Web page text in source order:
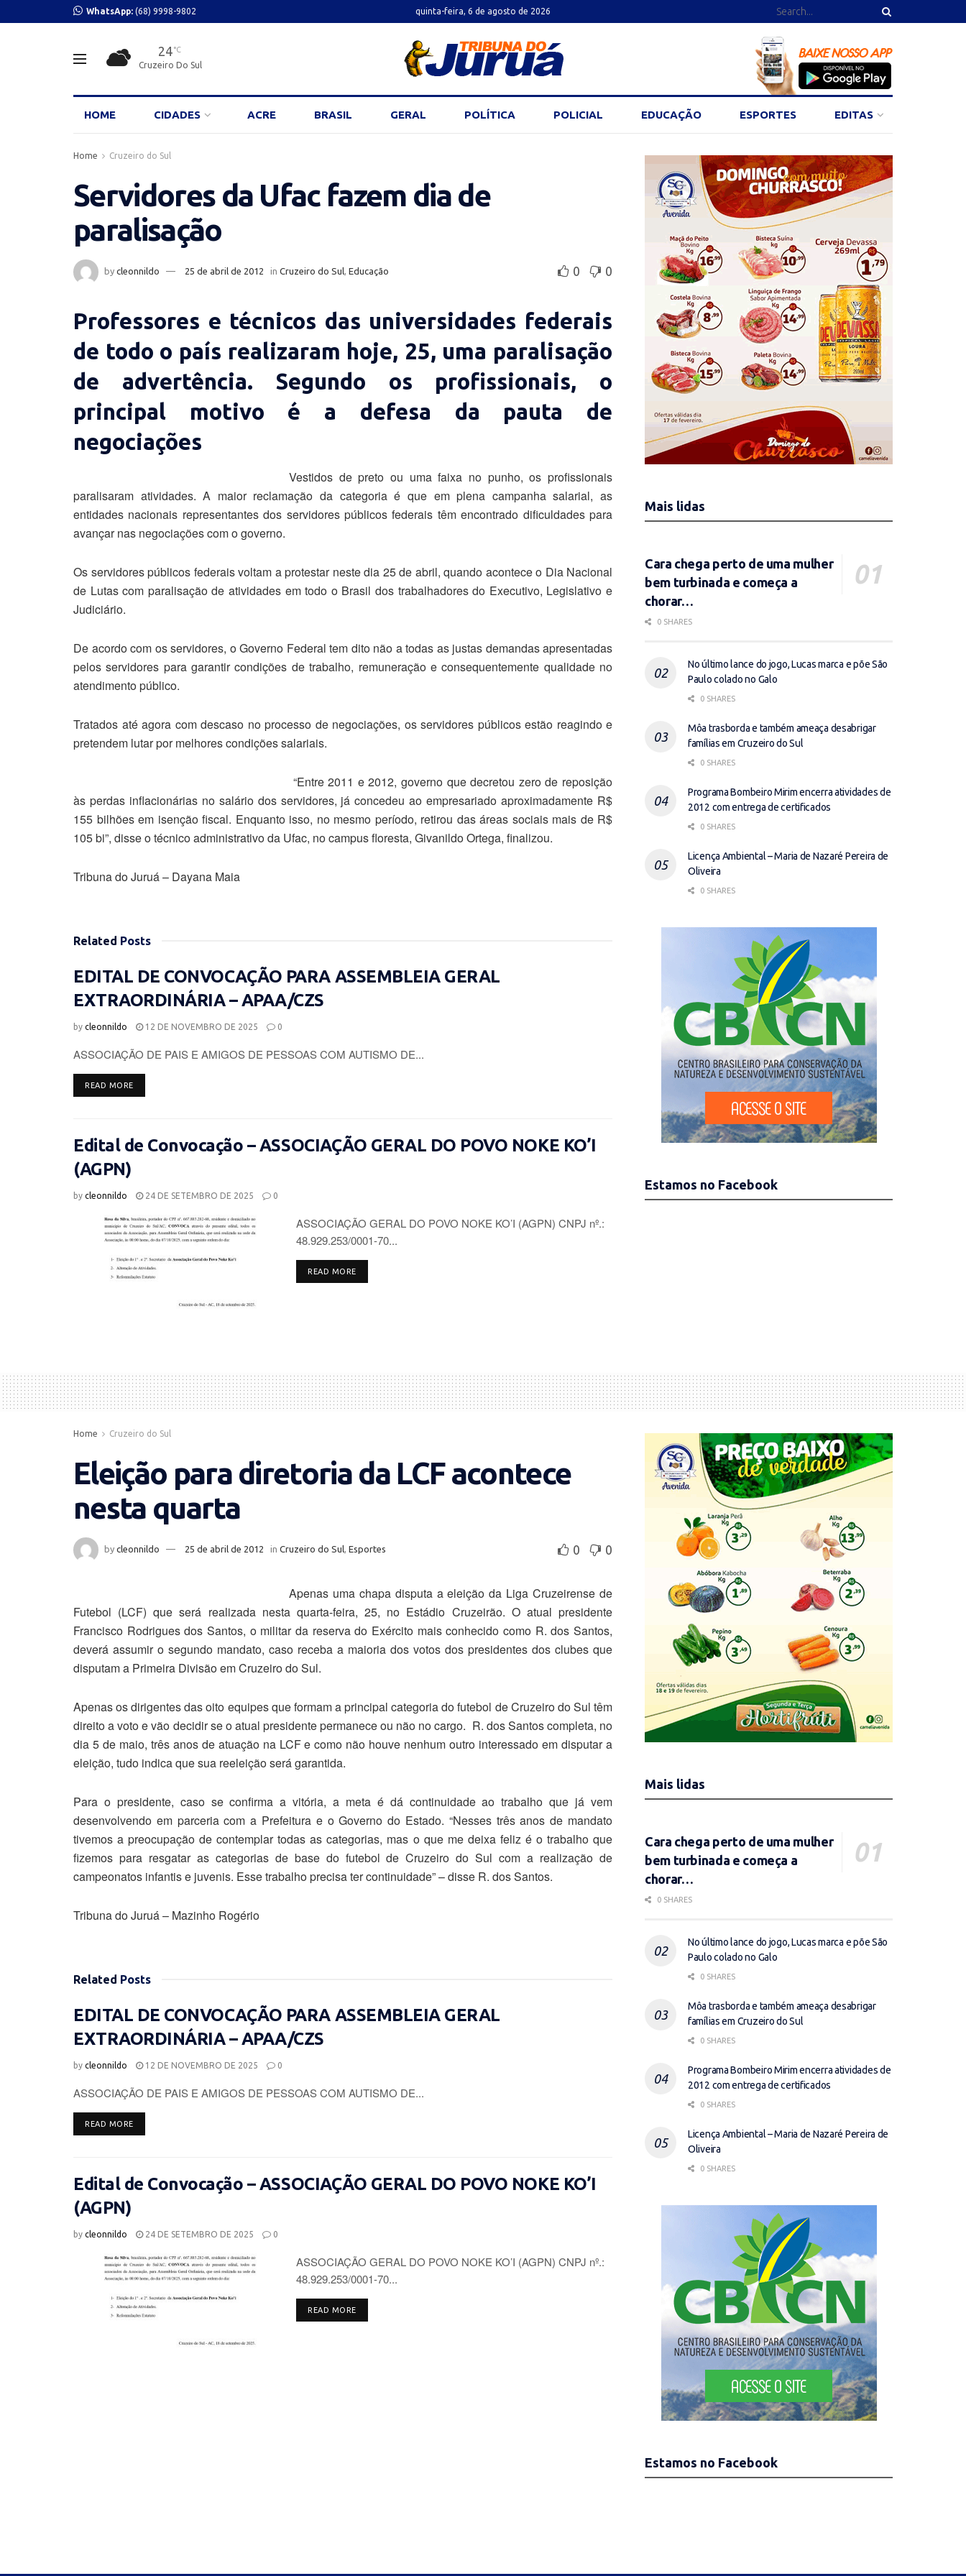
WhatsApp: (68) 9998-9802 quinta-feira, 6 de agosto de 2026
24 °C
Cruzeiro Do Sul
HOME CIDADES ACRE BRASIL GERAL POLÍTICA POLICIAL EDUCAÇÃO ESPORTES EDITAS
Home Cruzeiro do Sul
Servidores da Ufac fazem dia de
paralisação
by cleonnildo 25 de abril de 2012 in Cruzeiro do Sul Educação 0 0
Professores e técnicos das universidades federais
de todo o país realizaram hoje, 25, uma paralisação
de advertência. Segundo os profissionais, o
principal motivo é a defesa da pauta de
negociações
Vestidos de preto ou uma faixa no punho, os profissionais
paralisaram atividades. A maior reclamação da categoria é que em plena campanha salarial, as
entidades nacionais representantes dos servidores públicos federais têm encontrado dificuldades para
avançar nas negociações com o governo.
Os servidores públicos federais voltam a protestar neste dia 25 de abril, quando acontece o Dia Nacional
de Lutas com paralisação de atividades em todo o Brasil dos trabalhadores do Executivo, Legislativo e
Judiciário.
De acordo com os servidores, o Governo Federal tem dito não a todas as justas demandas apresentadas
pelos servidores para garantir condições de trabalho, remuneração e consequentemente qualidade no
atendimento público.
Tratados até agora com descaso no processo de negociações, os servidores públicos estão reagindo e
pretendem lutar por melhores condições salariais.
“Entre 2011 e 2012, governo que decretou zero de reposição
às perdas inflacionárias no salário dos servidores, já concedeu ao empresariado aproximadamente R$
155 bilhões em isenção fiscal. Enquanto isso, no mesmo período, retirou das áreas sociais mais de R$
105 bi”, disse o técnico administrativo da Ufac, no campus floresta, Givanildo Ortega, finalizou.
Tribuna do Juruá – Dayana Maia
Related Posts
EDITAL DE CONVOCAÇÃO PARA ASSEMBLEIA GERAL
EXTRAORDINÁRIA – APAA/CZS
by cleonnildo 12 DE NOVEMBRO DE 2025 0
ASSOCIAÇÃO DE PAIS E AMIGOS DE PESSOAS COM AUTISMO DE...
READ MOREDETAILS
Edital de Convocação – ASSOCIAÇÃO GERAL DO POVO NOKE KO’I
(AGPN)
by cleonnildo 24 DE SETEMBRO DE 2025 0
ASSOCIAÇÃO GERAL DO POVO NOKE KO’I (AGPN) CNPJ nº.:
48.929.253/0001-70...
READ MOREDETAILS
Mais lidas
Cara chega perto de uma mulher
bem turbinada e começa a
chorar…
0 SHARES
No último lance do jogo, Lucas marca e põe São
Paulo colado no Galo
0 SHARES
Môa trasborda e também ameaça desabrigar
famílias em Cruzeiro do Sul
0 SHARES
Programa Bombeiro Mirim encerra atividades de
2012 com entrega de certificados
0 SHARES
Licença Ambiental – Maria de Nazaré Pereira de
Oliveira
0 SHARES
Estamos no Facebook
Home Cruzeiro do Sul
Eleição para diretoria da LCF acontece
nesta quarta
by cleonnildo 25 de abril de 2012 in Cruzeiro do Sul, Esportes 0 0
Apenas uma chapa disputa a eleição da Liga Cruzeirense de
Futebol (LCF) que será realizada nesta quarta-feira, 25, no Estádio Cruzeirão. O atual presidente
Francisco Rodrigues dos Santos, o militar da reserva do Exército mais conhecido como R. dos Santos,
deverá assumir o segundo mandato, caso receba a maioria dos votos dos presidentes dos clubes que
disputam a Primeira Divisão em Cruzeiro do Sul.
Apenas os dirigentes das oito equipes que formam a principal categoria do futebol de Cruzeiro do Sul têm
direito a voto e vão decidir se o atual presidente permanece ou não no cargo. R. dos Santos completa, no
dia 5 de maio, três anos de atuação na LCF e como não houve nenhum outro interessado em disputar a
eleição, tudo indica que sua reeleição será garantida.
Para o presidente, caso se confirma a vitória, a meta é dá continuidade ao trabalho que já vem
desenvolvendo em parceria com a Prefeitura e o Governo do Estado. “Nesses três anos de mandato
tivemos a preocupação de contemplar todas as categorias, mas o que me deixa feliz é o trabalho que
fizemos para resgatar as categorias de base do futebol de Cruzeiro do Sul com a realização de
campeonatos infantis e juvenis. Esse trabalho precisa ter continuidade” – disse R. dos Santos.
Tribuna do Juruá – Mazinho Rogério
Related Posts
EDITAL DE CONVOCAÇÃO PARA ASSEMBLEIA GERAL
EXTRAORDINÁRIA – APAA/CZS
by cleonnildo 12 DE NOVEMBRO DE 2025 0
ASSOCIAÇÃO DE PAIS E AMIGOS DE PESSOAS COM AUTISMO DE...
READ MOREDETAILS
Edital de Convocação – ASSOCIAÇÃO GERAL DO POVO NOKE KO’I
(AGPN)
by cleonnildo 24 DE SETEMBRO DE 2025 0
ASSOCIAÇÃO GERAL DO POVO NOKE KO’I (AGPN) CNPJ nº.:
48.929.253/0001-70...
READ MOREDETAILS
Mais lidas
Cara chega perto de uma mulher
bem turbinada e começa a
chorar…
0 SHARES
No último lance do jogo, Lucas marca e põe São
Paulo colado no Galo
0 SHARES
Môa trasborda e também ameaça desabrigar
famílias em Cruzeiro do Sul
0 SHARES
Programa Bombeiro Mirim encerra atividades de
2012 com entrega de certificados
0 SHARES
Licença Ambiental – Maria de Nazaré Pereira de
Oliveira
0 SHARES
Estamos no Facebook